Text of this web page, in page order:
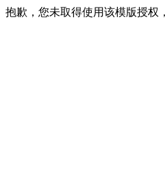
抱歉，您未取得使用该模版授权